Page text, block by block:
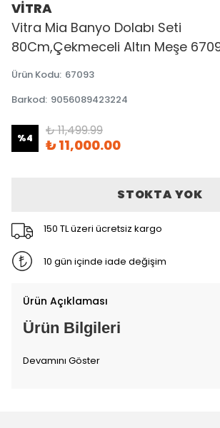
VİTRA
Vitra Mia Banyo Dolabı Seti
80Cm,Çekmeceli Altın Meşe
Ürün Kodu: 67093
Barkod: 9056089423224
%4 ₺ 11,499.99
₺ 11,000.00
STOKTA YOK
150 TL üzeri ücretsiz kargo
10 gün içinde iade değişim
Ürün Açıklaması
Ürün Bilgileri
Devamını Göster